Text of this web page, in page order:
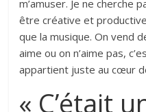
m’amuser. Je ne cherche
être créative et
que la musique. On vend
aime ou on n’aime pas,
appartient juste au cœur
« C’était